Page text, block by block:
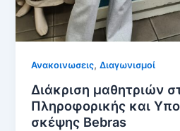
Ανακοινωσεις,Διαγωνισμοί
Διάκριση μαθητριών
Πληροφορικής και
σκέψης Bebras